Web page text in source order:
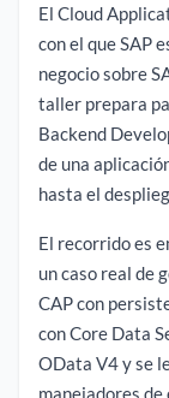
El Cloud
con el que SAP
negocio sobre
taller prepara
Backend
de una
hasta el
El recorrido es
un caso real de
CAP con
con Core Data
OData V4 y se
manejadores